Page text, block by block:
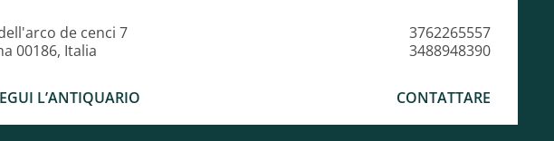
de cenci 7
00186, Italia
3762265557
3488948390
L’ANTIQUARIO CONTATTARE